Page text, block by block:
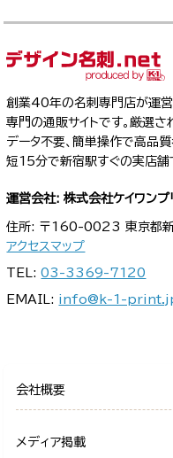
創業40年の名刺専門店が運営
専門の通販サイトです。厳選
データ不要、簡単操作で高品
短15分で新宿駅すぐの実店舗
運営会社: 株式会社ケイワンプ
住所: 〒160-0023 東京都
アクセスマップ
TEL:03-3369-7120
EMAIL: info@k-1-
会社概要
メディア掲載